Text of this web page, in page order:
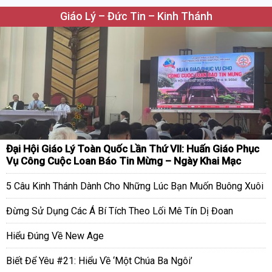
Giáo Lý – Đức Tin – Kinh Thánh
Đại Hội Giáo Lý Toàn Quốc Lần Thứ VII: Huấn Giáo Phục
Vụ Công Cuộc Loan Báo Tin Mừng – Ngày Khai Mạc
5 Câu Kinh Thánh Dành Cho Những Lúc Bạn Muốn Buông Xuôi
Đừng Sử Dụng Các Á Bí Tích Theo Lối Mê Tín Dị Đoan
Hiểu Đúng Về New Age
Biết Để Yêu #21: Hiểu Về ‘Một Chúa Ba Ngôi’